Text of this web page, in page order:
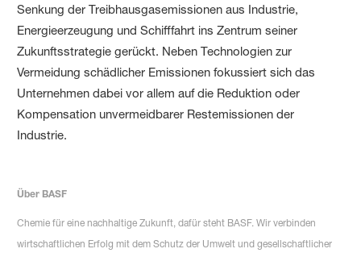
Senkung der Treibhausgasemissionen aus Industrie,
Energieerzeugung und Schifffahrt ins Zentrum seiner
Zukunftsstrategie gerückt. Neben Technologien zur
Vermeidung schädlicher Emissionen fokussiert sich das
Unternehmen dabei vor allem auf die Reduktion oder
Kompensation unvermeidbarer Restemissionen der
Industrie.
Über BASF
Chemie für eine nachhaltige Zukunft, dafür steht BASF. Wir verbinden
wirtschaftlichen Erfolg mit dem Schutz der Umwelt und gesellschaftlicher